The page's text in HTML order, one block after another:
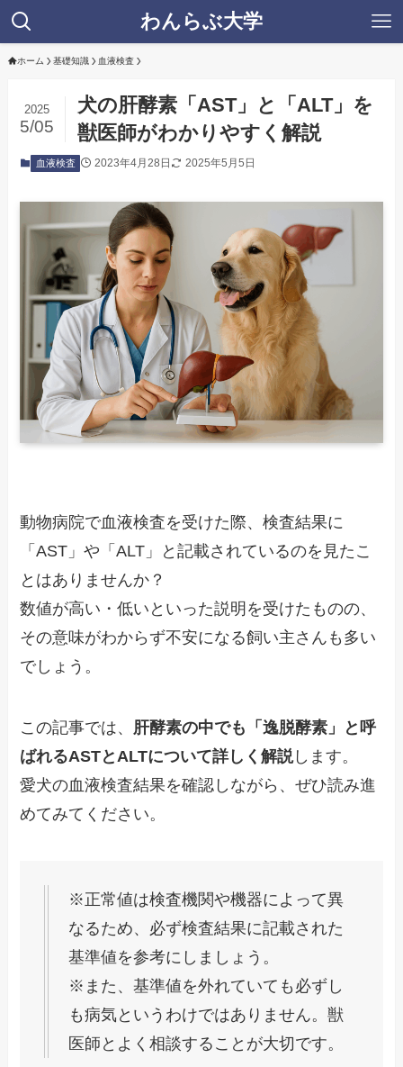
わんらぶ大学
ホーム 基礎知識 血液検査
犬の肝酵素「AST」と「ALT」を
獣医師がわかりやすく解説
2025
5/05
血液検査 2023年4月28日 2025年5月5日
動物病院で血液検査を受けた際、検査結果に
「AST」や「ALT」と記載されているのを見たこ
とはありませんか？
数値が高い・低いといった説明を受けたものの、
その意味がわからず不安になる飼い主さんも多い
でしょう。
この記事では、 肝酵素の中でも「逸脱酵素」と呼
ばれるASTとALTについて詳しく解説します。
愛犬の血液検査結果を確認しながら、ぜひ読み進
めてみてください。
※正常値は検査機関や機器によって異
なるため、必ず検査結果に記載された
基準値を参考にしましょう。
※また、基準値を外れていても必ずし
も病気というわけではありません。獣
医師とよく相談することが大切です。